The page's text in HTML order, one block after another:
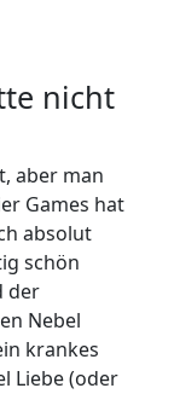
nicht
aber man
Games hat
absolut
schön
der
Nebel
krankes
Liebe (oder